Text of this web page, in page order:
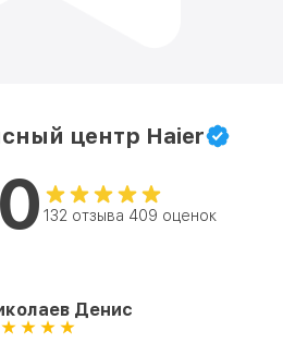
центр Haier
132 отзыва 409 оценок
Денис